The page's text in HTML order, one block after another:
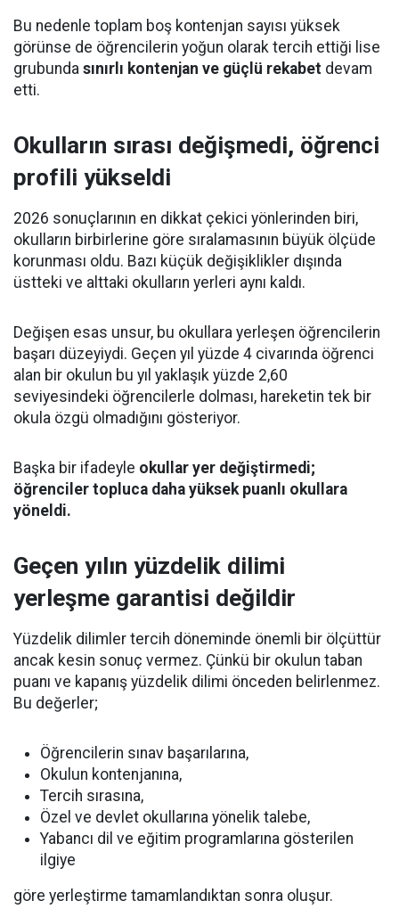
Bu nedenle toplam boş kontenjan sayısı yüksek
görünse de öğrencilerin yoğun olarak tercih ettiği lise
grubunda sınırlı kontenjan ve güçlü rekabet devam
etti.
Okulların sırası değişmedi, öğrenci
profili yükseldi
2026 sonuçlarının en dikkat çekici yönlerinden biri,
okulların birbirlerine göre sıralamasının büyük ölçüde
korunması oldu. Bazı küçük değişiklikler dışında
üstteki ve alttaki okulların yerleri aynı kaldı.
Değişen esas unsur, bu okullara yerleşen öğrencilerin
başarı düzeyiydi. Geçen yıl yüzde 4 civarında öğrenci
alan bir okulun bu yıl yaklaşık yüzde 2,60
seviyesindeki öğrencilerle dolması, hareketin tek bir
okula özgü olmadığını gösteriyor.
Başka bir ifadeyle okullar yer değiştirmedi;
öğrenciler topluca daha yüksek puanlı okullara
yöneldi.
Geçen yılın yüzdelik dilimi
yerleşme garantisi değildir
Yüzdelik dilimler tercih döneminde önemli bir ölçüttür
ancak kesin sonuç vermez. Çünkü bir okulun taban
puanı ve kapanış yüzdelik dilimi önceden belirlenmez.
Bu değerler;
Öğrencilerin sınav başarılarına,
Okulun kontenjanına,
Tercih sırasına,
Özel ve devlet okullarına yönelik talebe,
Yabancı dil ve eğitim programlarına gösterilen
ilgiye
göre yerleştirme tamamlandıktan sonra oluşur.